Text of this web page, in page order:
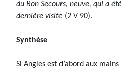
du Bon Secours, neuve, qui a
dernière visite (2 V 90).
Synthèse
Si Angles est d’abord aux